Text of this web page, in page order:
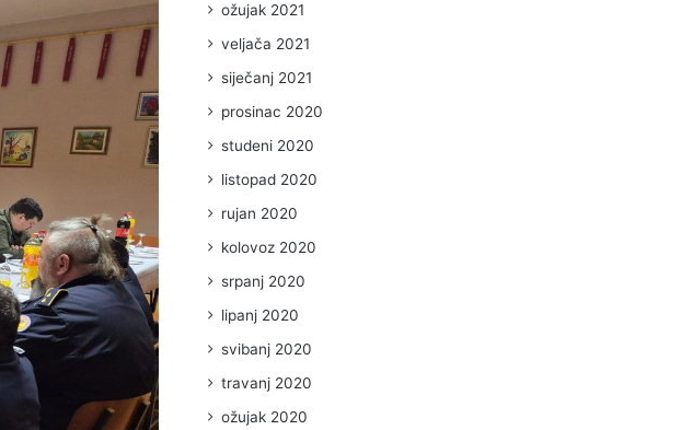
ožujak 2021
veljača 2021
siječanj 2021
prosinac 2020
studeni 2020
listopad 2020
rujan 2020
kolovoz 2020
srpanj 2020
lipanj 2020
svibanj 2020
travanj 2020
ožujak 2020